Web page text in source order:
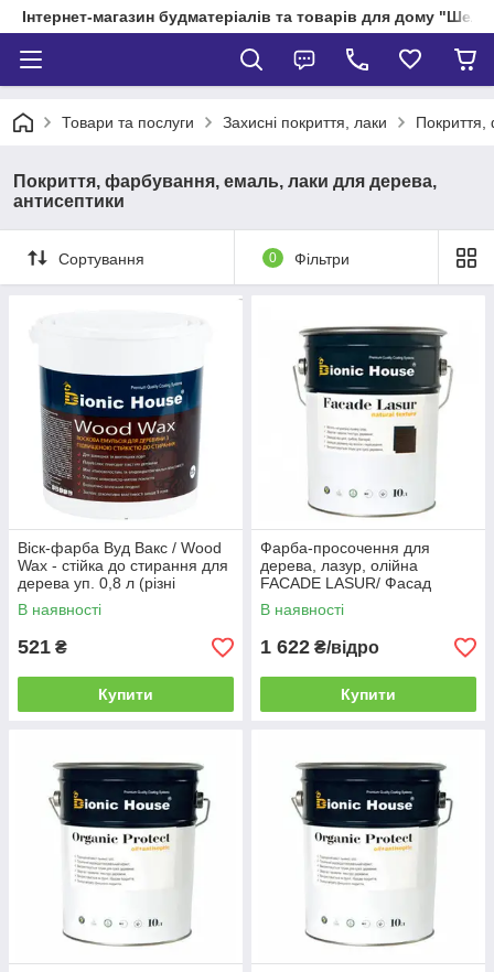
Інтернет-магазин будматеріалів та товарів для дому
Товари та послуги Захисні покриття, лаки Покриття,
Покриття, фарбування, емаль, лаки для дерева,
антисептики
Сортування 0 Фільтри
Віск-фарба Вуд Вакс / Wood
Wax - стійка до стирання для
дерева уп. 0,8 л (різні
кольори)
В наявності
521 ₴
Купити
Фарба-просочення для
дерева, лазур, олійна
FACADE LASUR/ Фасад
Лазур (уп.2,8 л) різні кольори
В наявності
1 622 ₴/відро
Купити